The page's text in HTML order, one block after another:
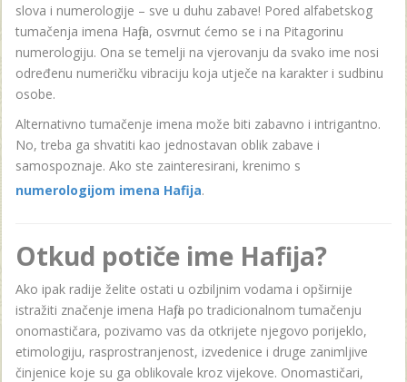
slova i numerologije – sve u duhu zabave! Pored alfabetskog
tumačenja imena Hafija, osvrnut ćemo se i na Pitagorinu
numerologiju. Ona se temelji na vjerovanju da svako ime nosi
određenu numeričku vibraciju koja utječe na karakter i sudbinu
osobe.
Alternativno tumačenje imena može biti zabavno i intrigantno.
No, treba ga shvatiti kao jednostavan oblik zabave i
samospoznaje. Ako ste zainteresirani, krenimo s
numerologijom imena Hafija.
Otkud potiče ime Hafija?
Ako ipak radije želite ostati u ozbiljnim vodama i opširnije
istražiti značenje imena Hafija po tradicionalnom tumačenju
onomastičara, pozivamo vas da otkrijete njegovo porijeklo,
etimologiju, rasprostranjenost, izvedenice i druge zanimljive
činjenice koje su ga oblikovale kroz vijekove. Onomastičari,